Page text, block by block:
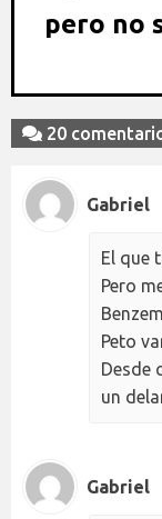
pero no
20
Gabriel
El que
Pero
Peto
Desde
un
Gabriel